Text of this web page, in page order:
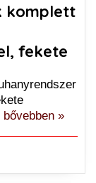
komplett
fekete
bővebben »